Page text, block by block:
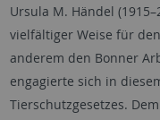
Ursula M. Händel
vielfältiger Weise für
anderem den Bonner
engagierte sich in
Tierschutzgesetzes.